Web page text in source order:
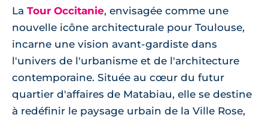
La Tour Occitanie, envisagée comme une
nouvelle icône architecturale pour Toulouse,
incarne une vision avant-gardiste dans
l'univers de l'urbanisme et de l'architecture
contemporaine. Située au cœur du futur
quartier d'affaires de Matabiau, elle se destine
à redéfinir le paysage urbain de la Ville Rose,